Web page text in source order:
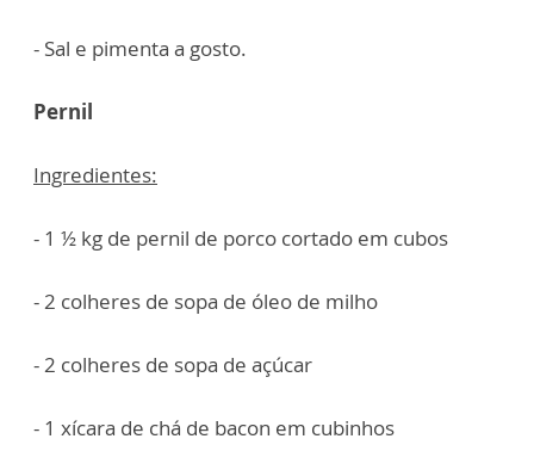
- Sal e pimenta a gosto.
Pernil
Ingredientes:
- 1 ½ kg de pernil de porco cortado em cubos
- 2 colheres de sopa de óleo de milho
- 2 colheres de sopa de açúcar
- 1 xícara de chá de bacon em cubinhos